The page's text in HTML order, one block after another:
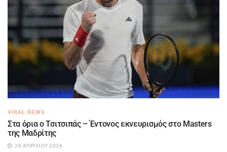
VIRAL NEWS
Στα όρια ο Τσιτσιπάς – Έντονος εκνευρισμός στο Masters
της Μαδρίτης
26 ΑΠΡΙΛΊΟΥ 2026